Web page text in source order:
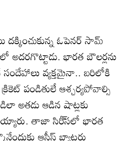
దక్కించుకున్న ఓపెనర్‌ సామ్‌
అదరగొట్టాడు. భారత బౌలర్లను
వ్యక్తమైనా.. బరిలోకి
పండితులే ఆశ్చర్యపోవాల్సి
అతడు ఆడిన షాట్లకు
అయ్యారు. తాజా సిరీ్‌సలో భారత
ఆసీస్‌ బ్యాటర్లు